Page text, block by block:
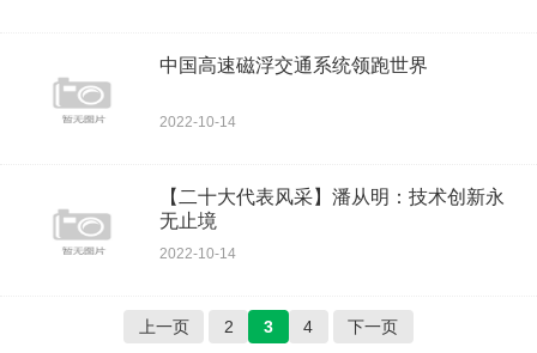
中国高速磁浮交通系统领跑世界
2022-10-14
【二十大代表风采】潘从明：技术创新永
无止境
2022-10-14
上一页 2 3 4 下一页